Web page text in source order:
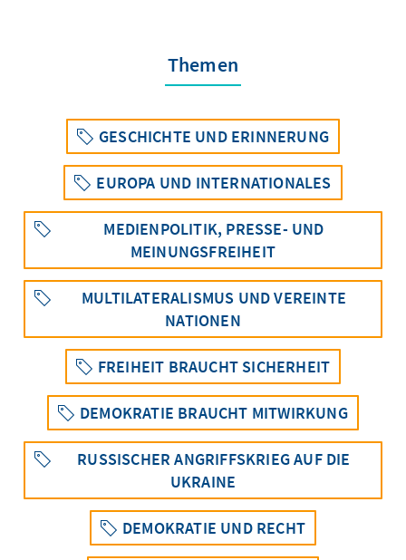
Themen
GESCHICHTE UND ERINNERUNG
EUROPA UND INTERNATIONALES
MEDIENPOLITIK, PRESSE- UND
MEINUNGSFREIHEIT
MULTILATERALISMUS UND VEREINTE
NATIONEN
FREIHEIT BRAUCHT SICHERHEIT
DEMOKRATIE BRAUCHT MITWIRKUNG
RUSSISCHER ANGRIFFSKRIEG AUF DIE
UKRAINE
DEMOKRATIE UND RECHT